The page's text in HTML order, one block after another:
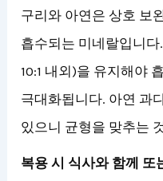
구리와 아연은 상호 보
흡수되는 미네랄입니
10:1 내외)을 유지해야
극대화됩니다. 아연 과
있으니 균형을 맞추는
복용 시 식사와 함께 또